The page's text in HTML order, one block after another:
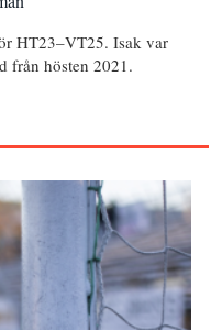
HT23–VT25. Isak var
från hösten 2021.